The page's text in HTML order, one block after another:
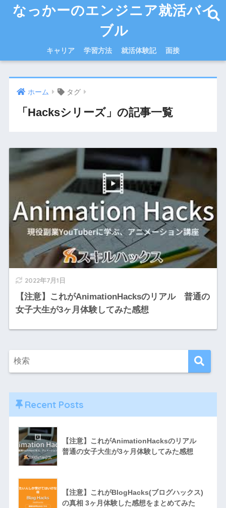
なっかーのエンジニア就活バイ
ブル
キャリア 学習方法 就活体験記 面接
ホーム タグ
「Hacksシリーズ」の記事一覧
2022年7月1日
【注意】これがAnimationHacksのリアル 普通の
女子大生が3ヶ月体験してみた感想
Recent Posts
【注意】これがAnimationHacksのリアル
普通の女子大生が3ヶ月体験してみた感想
【注意】これがBlogHacks(ブログハックス)
の真相 3ヶ月体験した感想をまとめてみた